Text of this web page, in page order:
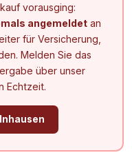
vorausging:
angemeldetan
für Versicherung,
Melden Sie das
über unser
Echtzeit.